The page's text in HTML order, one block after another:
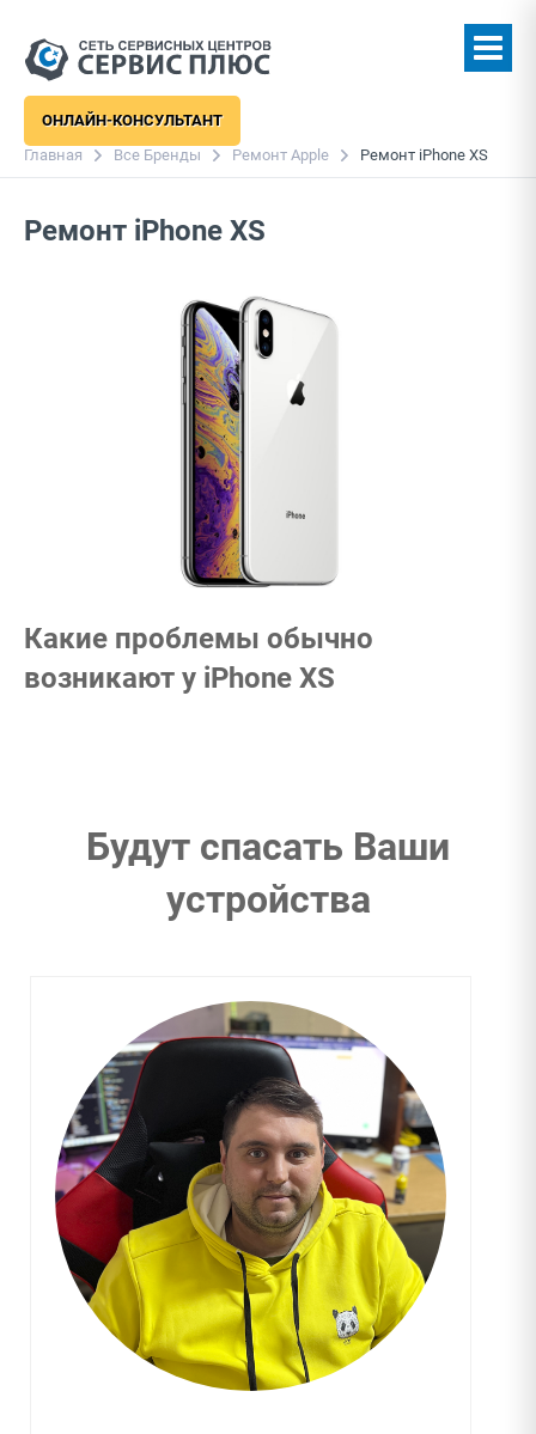
ОНЛАЙН-КОНСУЛЬТАНТ
Главная
Все Бренды Ремонт Apple Ремонт iPhone XS
Ремонт iPhone XS
Какие проблемы обычно
возникают у iPhone XS
Будут спасать Ваши
устройства